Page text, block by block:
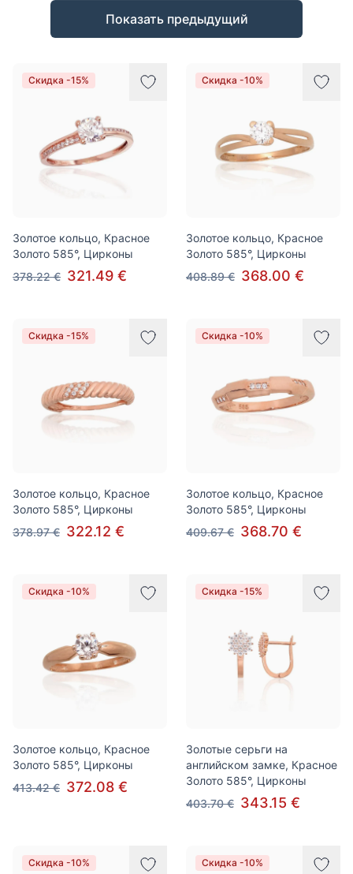
Товары
Показать предыдущий
Скидка -15%
Золотое кольцо, Красное
Золото 585°, Цирконы
378.22 € 321.49 €
Скидка -10%
Золотое кольцо, Красное
Золото 585°, Цирконы
408.89 € 368.00 €
Скидка -15%
Золотое кольцо, Красное
Золото 585°, Цирконы
378.97 € 322.12 €
Скидка -10%
Золотое кольцо, Красное
Золото 585°, Цирконы
409.67 € 368.70 €
Скидка -10%
Золотое кольцо, Красное
Золото 585°, Цирконы
413.42 € 372.08 €
Скидка -15%
Золотые серьги на
английском замке, Красное
Золото 585°, Цирконы
403.70 € 343.15 €
Скидка -10% Скидка -10%